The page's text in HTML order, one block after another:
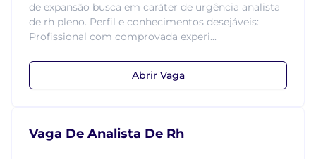
de expansão busca em caráter de urgência analista
de rh pleno. Perfil e conhecimentos desejáveis:
Profissional com comprovada experi...
Abrir Vaga
Vaga De Analista De Rh